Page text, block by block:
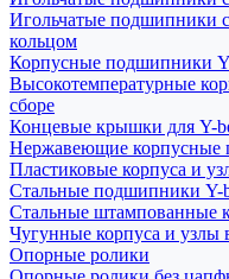
Игольчатые подшипники
кольцом
Корпусные подшипники
Высокотемпературные
сборе
Концевые крышки для Y-
Нержавеющие корпусные
Пластиковые корпуса и
Стальные подшипники Y-
Стальные штампованные
Чугунные корпуса и узлы
Опорные ролики